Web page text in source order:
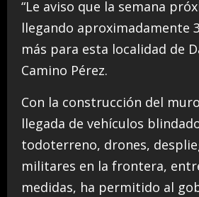
“Le aviso que la semana
llegando aproximadamente
más para esta localidad de
Camino Pérez.
Con la construcción del
llegada de vehículos
todoterreno, drones,
militares en la frontera,
medidas, ha permitido al